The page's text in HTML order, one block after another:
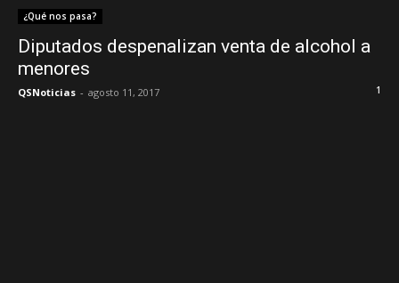
¿Qué nos pasa?
Diputados despenalizan venta de alcohol a
menores
QSNoticias - agosto 11, 2017 1